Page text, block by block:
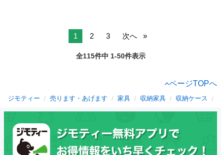
1 2 3 次へ
全115件中 1-50件表示
ページTOPへ
ジモティー 売ります・あげます 家具 収納家具 収納ケース